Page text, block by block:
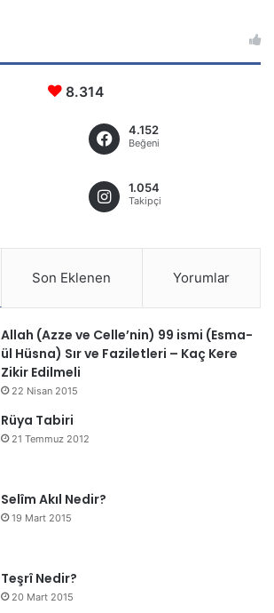
8.314
4.152
Beğeni
1.054
Takipçi
Son Eklenen Yorumlar
Allah (Azze ve Celle’nin) 99 ismi (Esma-
ül Hüsna) Sır ve Faziletleri – Kaç Kere
Zikir Edilmeli
22 Nisan 2015
Rüya Tabiri
21 Temmuz 2012
Selîm Akıl Nedir?
19 Mart 2015
Teşrî Nedir?
20 Mart 2015